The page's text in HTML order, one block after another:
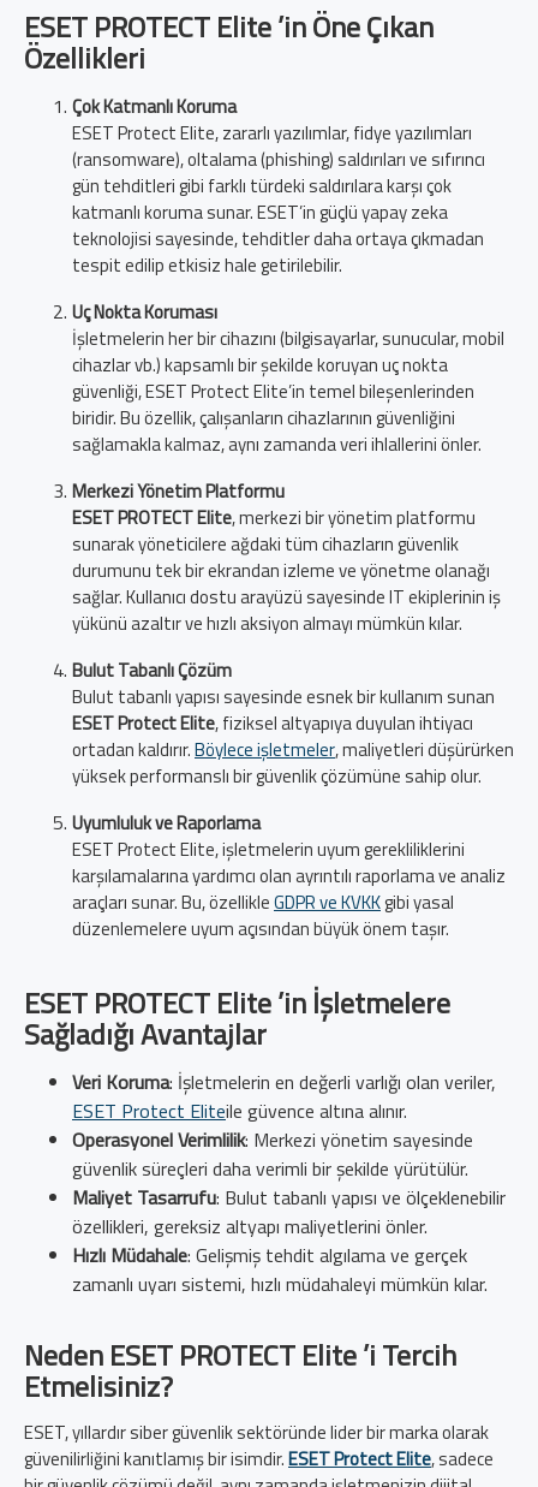
ESET PROTECT Elite ’in Öne Çıkan
Özellikleri
Çok Katmanlı Koruma
ESET Protect Elite, zararlı yazılımlar, fidye yazılımları
(ransomware), oltalama (phishing) saldırıları ve sıfırıncı
gün tehditleri gibi farklı türdeki saldırılara karşı çok
katmanlı koruma sunar. ESET’in güçlü yapay zeka
teknolojisi sayesinde, tehditler daha ortaya çıkmadan
tespit edilip etkisiz hale getirilebilir.
Uç Nokta Koruması
İşletmelerin her bir cihazını (bilgisayarlar, sunucular, mobil
cihazlar vb.) kapsamlı bir şekilde koruyan uç nokta
güvenliği, ESET Protect Elite’in temel bileşenlerinden
biridir. Bu özellik, çalışanların cihazlarının güvenliğini
sağlamakla kalmaz, aynı zamanda veri ihlallerini önler.
Merkezi Yönetim Platformu
ESET PROTECT Elite, merkezi bir yönetim platformu
sunarak yöneticilere ağdaki tüm cihazların güvenlik
durumunu tek bir ekrandan izleme ve yönetme olanağı
sağlar. Kullanıcı dostu arayüzü sayesinde IT ekiplerinin iş
yükünü azaltır ve hızlı aksiyon almayı mümkün kılar.
Bulut Tabanlı Çözüm
Bulut tabanlı yapısı sayesinde esnek bir kullanım sunan
ESET Protect Elite, fiziksel altyapıya duyulan ihtiyacı
ortadan kaldırır.Böylece işletmeler, maliyetleri düşürürken
yüksek performanslı bir güvenlik çözümüne sahip olur.
Uyumluluk ve Raporlama
ESET Protect Elite, işletmelerin uyum gerekliliklerini
karşılamalarına yardımcı olan ayrıntılı raporlama ve analiz
araçları sunar. Bu, özellikleGDPR ve KVKKgibi yasal
düzenlemelere uyum açısından büyük önem taşır.
ESET PROTECT Elite ’in İşletmelere
Sağladığı Avantajlar
Veri Koruma: İşletmelerin en değerli varlığı olan veriler,
ESET Protect Eliteile güvence altına alınır.
Operasyonel Verimlilik: Merkezi yönetim sayesinde
güvenlik süreçleri daha verimli bir şekilde yürütülür.
Maliyet Tasarrufu: Bulut tabanlı yapısı ve ölçeklenebilir
özellikleri, gereksiz altyapı maliyetlerini önler.
Hızlı Müdahale: Gelişmiş tehdit algılama ve gerçek
zamanlı uyarı sistemi, hızlı müdahaleyi mümkün kılar.
Neden ESET PROTECT Elite ’i Tercih
Etmelisiniz?
ESET, yıllardır siber güvenlik sektöründe lider bir marka olarak
güvenilirliğini kanıtlamış bir isimdir.ESET Protect Elite, sadece